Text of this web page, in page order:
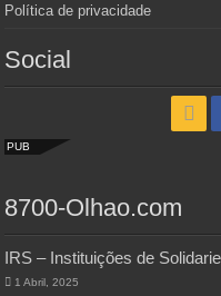
Política de privacidade
Social
PUB
8700-Olhao.com
IRS – Instituições de
1 Abril, 2025